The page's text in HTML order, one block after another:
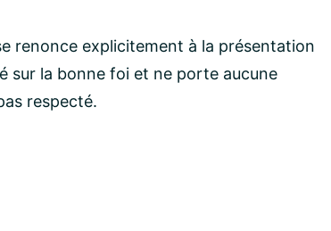
renonce explicitement à la présentation
sur la bonne foi et ne porte aucune
respecté.